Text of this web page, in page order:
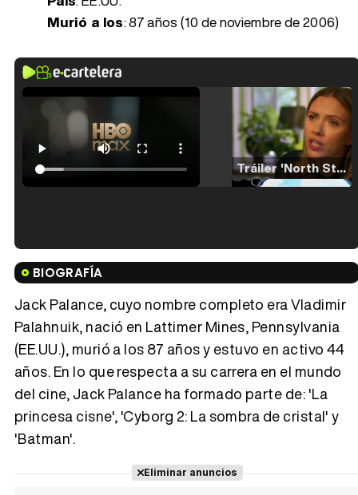
Murió a los:87 años (10 de noviembre de 2006)
Tráiler 'North Star' (2023)
Tráiler en español de 'La isla olvidada'
Tráiler 'Vida perra' (2026)
BIOGRAFÍA
Jack Palance, cuyo nombre completo era Vladimir
Palahnuik, nació en Lattimer Mines, Pennsylvania
(EE.UU.), murió a los 87 años y estuvo en activo 44
años. En lo que respecta a su carrera en el mundo
del cine, Jack Palance ha formado parte de: 'La
princesa cisne', 'Cyborg 2: La sombra de cristal' y
'Batman'.
Eliminar anuncios